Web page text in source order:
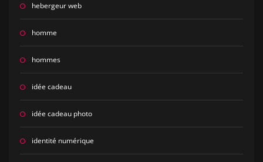
hebergeur web
homme
hommes
idée cadeau
idée cadeau photo
identité numérique